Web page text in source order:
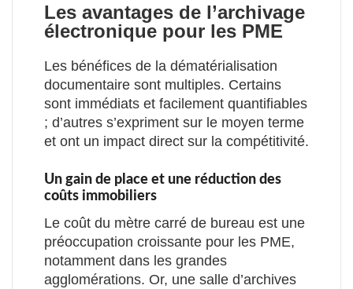
Les avantages de l’archivage
électronique pour les PME
Les bénéfices de la dématérialisation
documentaire sont multiples. Certains
sont immédiats et facilement quantifiables
; d’autres s’expriment sur le moyen terme
et ont un impact direct sur la compétitivité.
Un gain de place et une réduction des
coûts immobiliers
Le coût du mètre carré de bureau est une
préoccupation croissante pour les PME,
notamment dans les grandes
agglomérations. Or, une salle d’archives